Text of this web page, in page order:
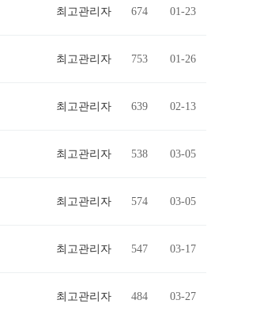
최고관리자 674 01-23
최고관리자 753 01-26
최고관리자 639 02-13
최고관리자 538 03-05
최고관리자 574 03-05
최고관리자 547 03-17
최고관리자 484 03-27